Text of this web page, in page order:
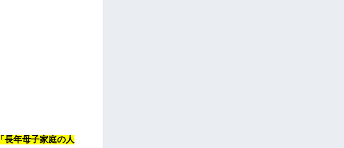
「長年母子家庭の人